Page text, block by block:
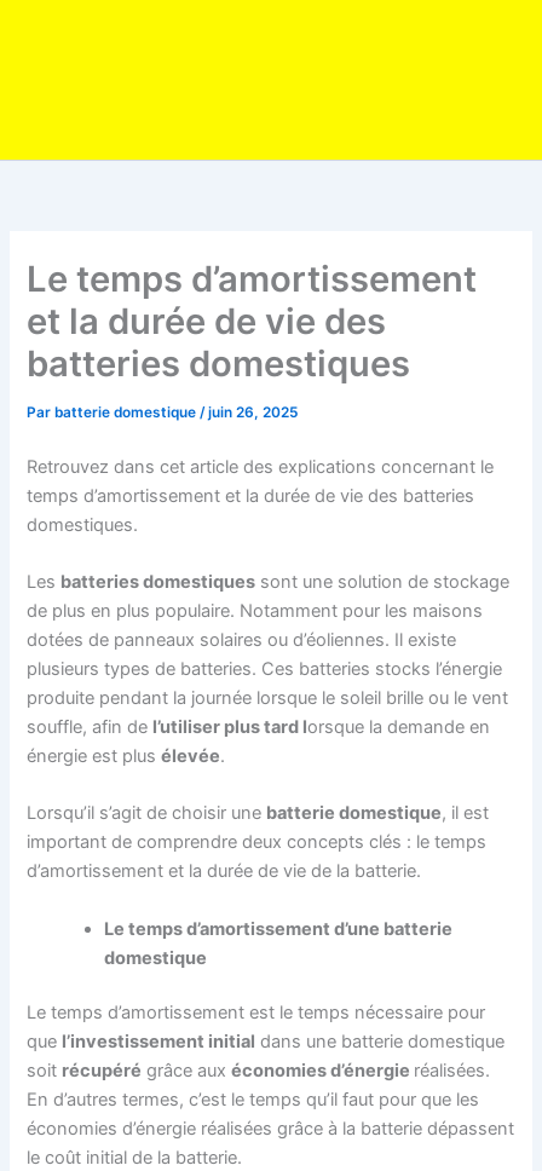
Le temps d’amortissement
et la durée de vie des
batteries domestiques
Par batterie domestique/juin 26, 2025
Retrouvez dans cet article des explications concernant le
temps d’amortissement et la durée de vie des batteries
domestiques.
Les batteries domestiques sont une solution de stockage
de plus en plus populaire. Notamment pour les maisons
dotées de panneaux solaires ou d’éoliennes. Il existe
plusieurs types de batteries. Ces batteries stocks l’énergie
produite pendant la journée lorsque le soleil brille ou le vent
souffle, afin de l’utiliser plus tard lorsque la demande en
énergie est plusélevée.
Lorsqu’il s’agit de choisir une batterie domestique, il est
important de comprendre deux concepts clés : le temps
d’amortissement et la durée de vie de la batterie.
Le temps d’amortissement d’une batterie
domestique
Le temps d’amortissement est le temps nécessaire pour
que l’investissement initial dans une batterie domestique
soit récupéré grâce auxéconomies d’énergie réalisées.
En d’autres termes, c’est le temps qu’il faut pour que les
économies d’énergie réalisées grâce à la batterie dépassent
le coût initial de la batterie.